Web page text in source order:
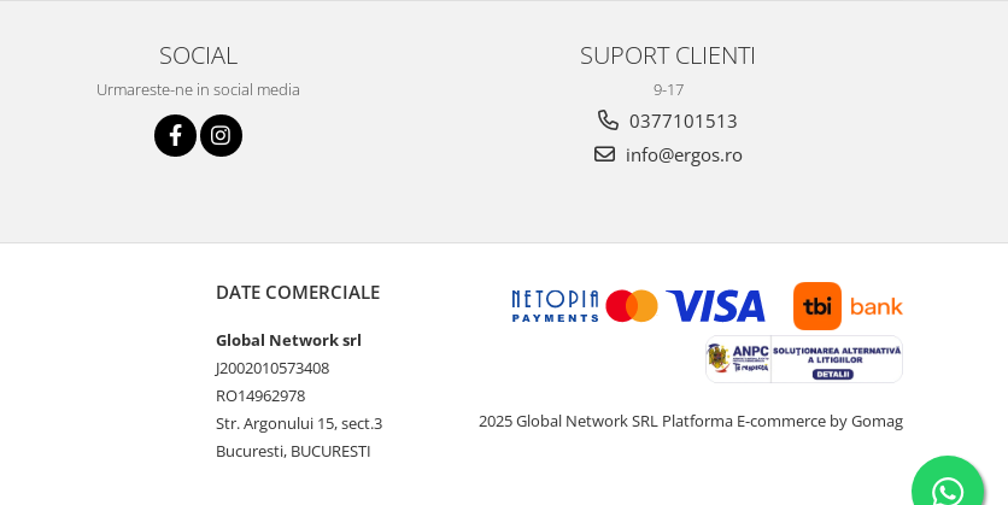
SOCIAL
Urmareste-ne in social media
SUPORT CLIENTI
9-17
0377101513
info@ergos.ro
DATE COMERCIALE
Global Network srl
J2002010573408
RO14962978
Str. Argonului 15, sect.3
Bucuresti, BUCURESTI
2025 Global Network SRL Platforma E-commerce by Gomag